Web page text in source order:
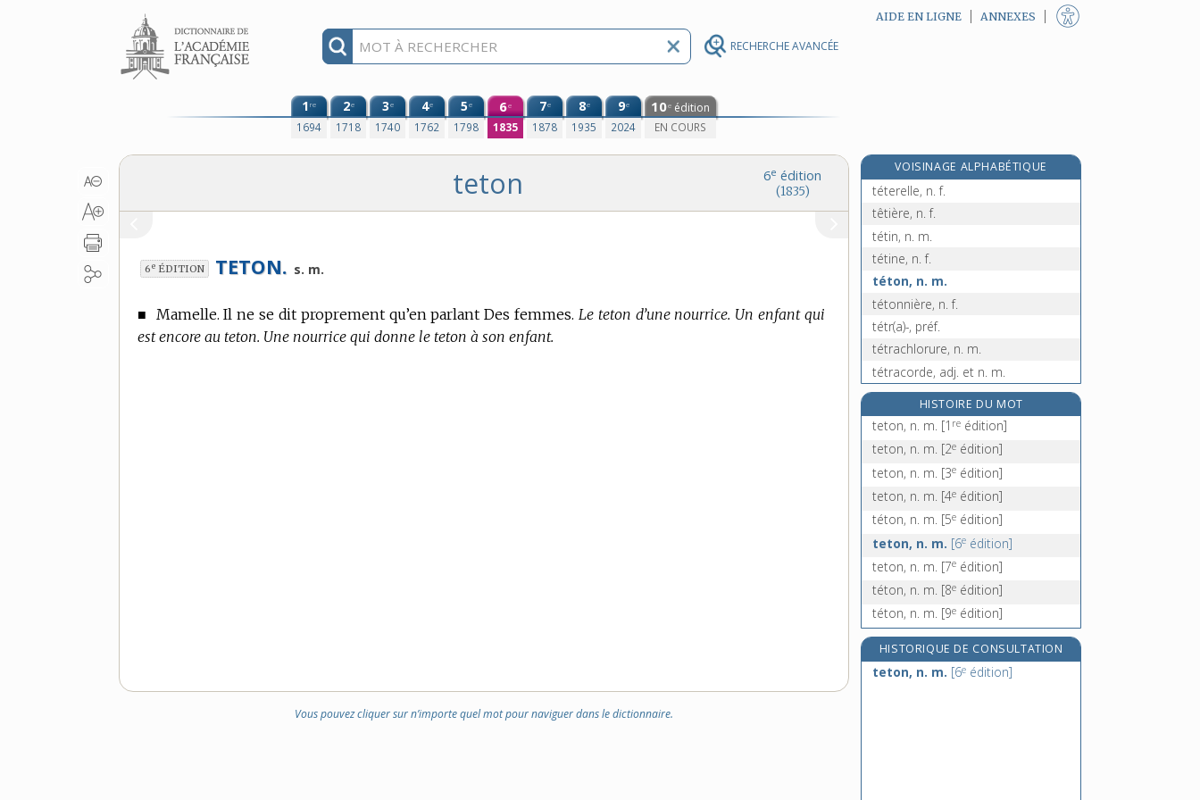
RECHERCHE AVANCÉE
Aller au contenu AIDE EN LIGNE ANNEXES
1re
1694
2e
1718
3e
1740
4e
1762
5e
1798
6e
1835
7e
1878
8e
1935
9e
2024
10e édition
EN COURS
6e édition
(1835)
teton
6e ÉDITION TETON. s. m.
■ Mamelle. Il ne se dit proprement qu’en parlant Des femmes. Le teton d’une nourrice. Un enfant qui
est encore au teton. Une nourrice qui donne le teton à son enfant.
Vous pouvez cliquer sur n’importe quel mot pour naviguer dans le dictionnaire.
VOISINAGE ALPHABÉTIQUE
téter, v. tr.
téterelle, n. f.
têtière, n. f.
tétin, n. m.
tétine, n. f.
téton, n. m.
tétonnière, n. f.
tétr(a)-, préf.
tétrachlorure, n. m.
tétracorde, adj. et n. m.
tétracycline, n. f.
tétradactyle, adj.
tétradynamie, n. f.
e édition]
HISTOIRE DU MOT
teton, n. m. [1 re édition]
teton, n. m. [2e édition]
teton, n. m. [3e édition]
teton, n. m. [4e édition]
téton, n. m. [5e édition]
teton, n. m. [6e édition]
teton, n. m. [7e édition]
téton, n. m. [8e édition]
téton, n. m. [9e édition]
HISTORIQUE DE CONSULTATION
teton, n. m. [6e édition]